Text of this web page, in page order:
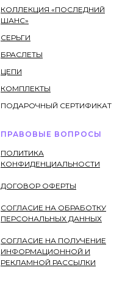
КОЛЛЕКЦИЯ «ПОСЛЕДНИЙ
ШАНС»
СЕРЬГИ
БРАСЛЕТЫ
ЦЕПИ
КОМПЛЕКТЫ
ПОДАРОЧНЫЙ СЕРТИФИКАТ
ПРАВОВЫЕ ВОПРОСЫ
ПОЛИТИКА
КОНФИДЕНЦИАЛЬНОСТИ
ДОГОВОР ОФЕРТЫ
СОГЛАСИЕ НА ОБРАБОТКУ
ПЕРСОНАЛЬНЫХ ДАННЫХ
СОГЛАСИЕ НА ПОЛУЧЕНИЕ
ИНФОРМАЦИОННОЙ И
РЕКЛАМНОЙ РАССЫЛКИ